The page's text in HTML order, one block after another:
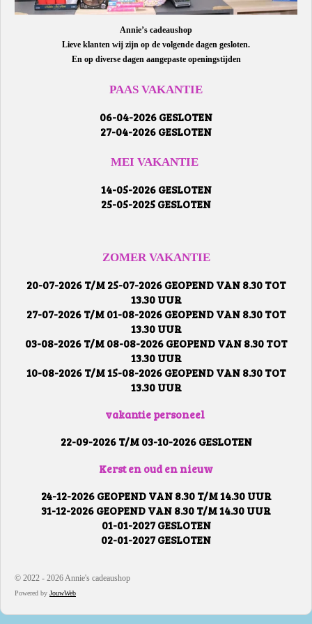
Annie’s cadeaushop
Lieve klanten wij zijn op de volgende dagen gesloten.
En op diverse dagen aangepaste openingstijden
PAAS VAKANTIE
06-04-2026 GESLOTEN
27-04-2026 GESLOTEN
MEI VAKANTIE
14-05-2026 GESLOTEN
25-05-2025 GESLOTEN
ZOMER VAKANTIE
20-07-2026 T/M 25-07-2026 GEOPEND VAN 8.30 TOT
13.30 UUR
27-07-2026 T/M 01-08-2026 GEOPEND VAN 8.30 TOT
13.30 UUR
03-08-2026 T/M 08-08-2026 GEOPEND VAN 8.30 TOT
13.30 UUR
10-08-2026 T/M 15-08-2026 GEOPEND VAN 8.30 TOT
13.30 UUR
vakantie personeel
22-09-2026 T/M 03-10-2026 GESLOTEN
Kerst en oud en nieuw
24-12-2026 GEOPEND VAN 8.30 T/M 14.30 UUR
31-12-2026 GEOPEND VAN 8.30 T/M 14.30 UUR
01-01-2027 GESLOTEN
02-01-2027 GESLOTEN
© 2022 - 2026 Annie's cadeaushop
Powered by JouwWeb